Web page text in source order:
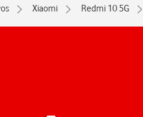
Xiaomi Redmi 10 5G